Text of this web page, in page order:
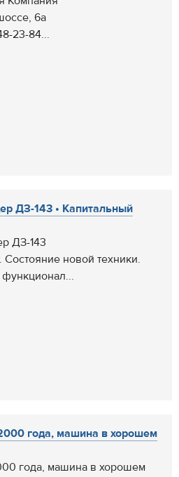
6а
23-84...
ДЗ-143 • Капитальный
ДЗ-143
Состояние новой техники.
года, машина в хорошем
года, машина в хорошем